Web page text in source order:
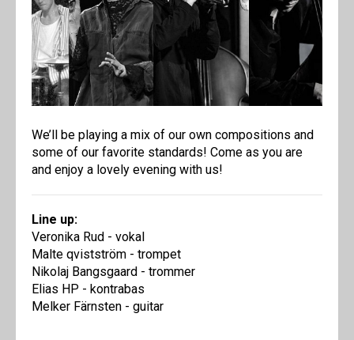
We’ll be playing a mix of our own compositions and
some of our favorite standards! Come as you are
and enjoy a lovely evening with us!
Line up:
Veronika Rud - vokal
Malte qvistström - trompet
Nikolaj Bangsgaard - trommer
Elias HP - kontrabas
Melker Färnsten - guitar